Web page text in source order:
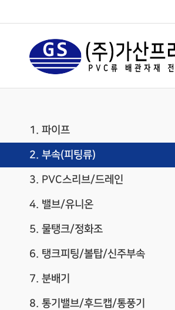
1. 파이프
2. 부속(피팅류)
3. PVC스리브/드레인
4. 밸브/유니온
5. 물탱크/정화조
6. 탱크피팅/볼탑/신주부속
7. 분배기
8. 통기밸브/후드캡/통풍기